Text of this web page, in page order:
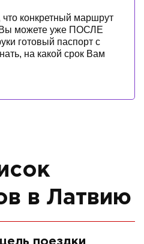
конкретный маршрут
Вы можете уже ПОСЛЕ
готовый паспорт с
на какой срок Вам
в Латвию
поездки